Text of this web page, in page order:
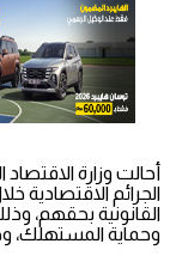
الجرائم الاقتصادية
القانونية بحقهم،
وحماية المستهلك،